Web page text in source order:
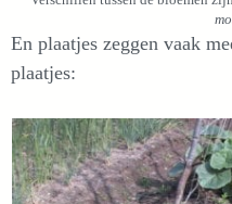
En plaatjes zeggen vaak
plaatjes: